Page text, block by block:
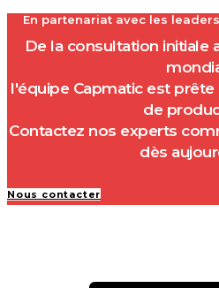
En partenariat avec les
De la consultation initiale
l'équipe Capmatic est
de
Contactez nos experts
dès
Nous contacter